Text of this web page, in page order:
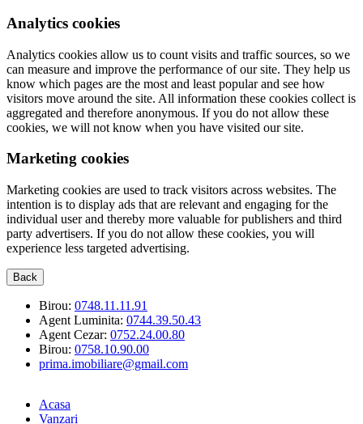
Analytics cookies
Analytics cookies allow us to count visits and traffic sources, so we
can measure and improve the performance of our site. They help us
know which pages are the most and least popular and see how
visitors move around the site. All information these cookies collect is
aggregated and therefore anonymous. If you do not allow these
cookies, we will not know when you have visited our site.
Marketing cookies
Marketing cookies are used to track visitors across websites. The
intention is to display ads that are relevant and engaging for the
individual user and thereby more valuable for publishers and third
party advertisers. If you do not allow these cookies, you will
experience less targeted advertising.
Back
Birou: 0748.11.11.91
Agent Luminita: 0744.39.50.43
Agent Cezar: 0752.24.00.80
Birou: 0758.10.90.00
prima.imobiliare@gmail.com
Acasa
Vanzari